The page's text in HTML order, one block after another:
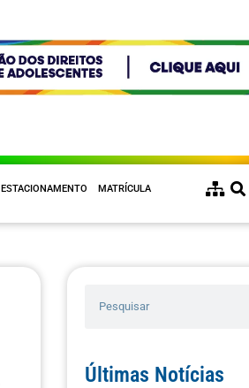
ESTACIONAMENTO MATRÍCULA
Últimas Notícias